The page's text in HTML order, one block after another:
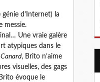
d’Internet) la
messie.
Une vraie galère
atypiques dans le
Canard, Brito n’aime
visuelles, des gags
évoque le